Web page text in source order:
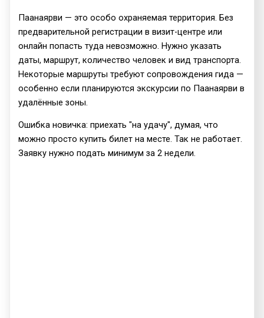
Паанаярви — это особо охраняемая территория. Без
предварительной регистрации в визит-центре или
онлайн попасть туда невозможно. Нужно указать
даты, маршрут, количество человек и вид транспорта.
Некоторые маршруты требуют сопровождения гида —
особенно если планируются экскурсии по Паанаярви в
удалённые зоны.
Ошибка новичка: приехать "на удачу", думая, что
можно просто купить билет на месте. Так не работает.
Заявку нужно подать минимум за 2 недели.